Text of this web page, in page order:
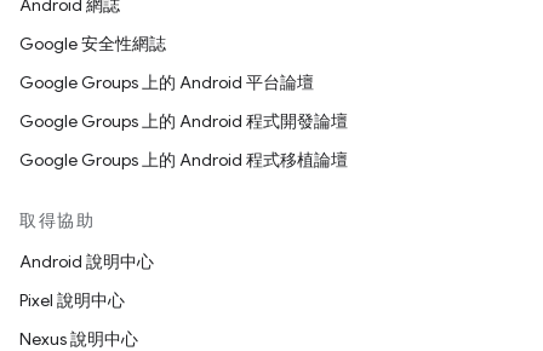
Android 網誌
Google 安全性網誌
Google Groups 上的 Android 平台論壇
Google Groups 上的 Android 程式開發論壇
Google Groups 上的 Android 程式移植論壇
取得協助
Android 說明中心
Pixel 說明中心
Nexus 說明中心